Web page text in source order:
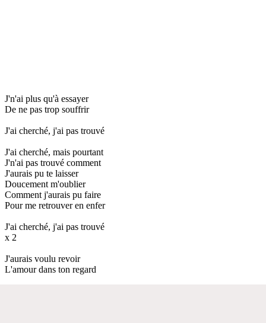
J'n'ai plus qu'à essayer
De ne pas trop souffrir
J'ai cherché, j'ai pas trouvé
J'ai cherché, mais pourtant
J'n'ai pas trouvé comment
J'aurais pu te laisser
Doucement m'oublier
Comment j'aurais pu faire
Pour me retrouver en enfer
J'ai cherché, j'ai pas trouvé
x 2
J'aurais voulu revoir
L'amour dans ton regard